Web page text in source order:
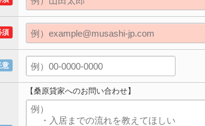
須
意
【桑原貸家へのお問い合わせ】